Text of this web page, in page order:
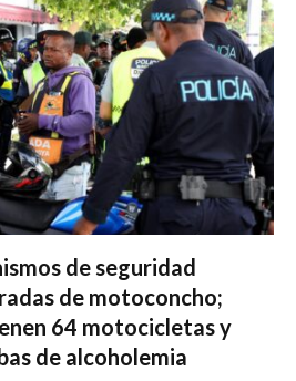
de seguridad
de motoconcho;
64 motocicletas y
de alcoholemia